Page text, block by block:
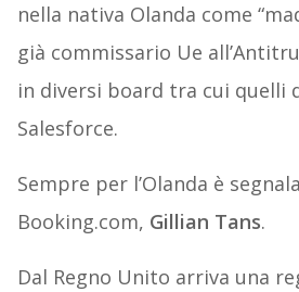
nella nativa Olanda come
già commissario Ue
in diversi board tra cui quelli
Salesforce.
Sempre per l’Olanda è
Booking.com, Gillian Tans.
Dal Regno Unito arriva una